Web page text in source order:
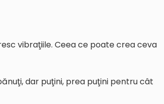
vibraţiile. Ceea ce poate crea ceva
dar puţini, prea puţini pentru cât